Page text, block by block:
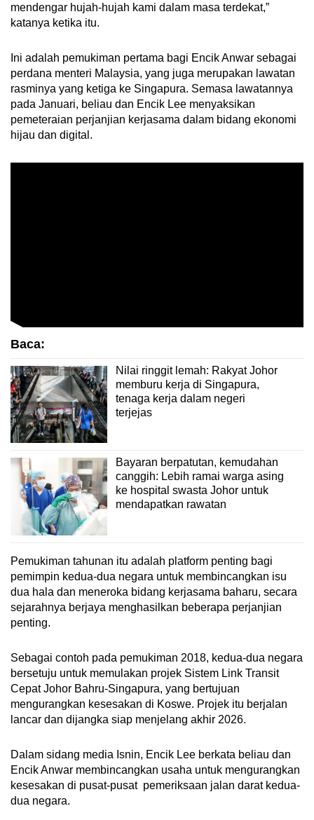
mendengar hujah-hujah kami dalam masa terdekat,”
katanya ketika itu.
Ini adalah pemukiman pertama bagi Encik Anwar sebagai
perdana menteri Malaysia, yang juga merupakan lawatan
rasminya yang ketiga ke Singapura. Semasa lawatannya
pada Januari, beliau dan Encik Lee menyaksikan
pemeteraian perjanjian kerjasama dalam bidang ekonomi
hijau dan digital.
Baca:
Nilai ringgit lemah: Rakyat Johor
memburu kerja di Singapura,
tenaga kerja dalam negeri
terjejas
Bayaran berpatutan, kemudahan
canggih: Lebih ramai warga asing
ke hospital swasta Johor untuk
mendapatkan rawatan
Pemukiman tahunan itu adalah platform penting bagi
pemimpin kedua-dua negara untuk membincangkan isu
dua hala dan meneroka bidang kerjasama baharu, secara
sejarahnya berjaya menghasilkan beberapa perjanjian
penting.
Sebagai contoh pada pemukiman 2018, kedua-dua negara
bersetuju untuk memulakan projek Sistem Link Transit
Cepat Johor Bahru-Singapura, yang bertujuan
mengurangkan kesesakan di Koswe. Projek itu berjalan
lancar dan dijangka siap menjelang akhir 2026.
Dalam sidang media Isnin, Encik Lee berkata beliau dan
Encik Anwar membincangkan usaha untuk mengurangkan
kesesakan di pusat-pusat pemeriksaan jalan darat kedua-
dua negara.